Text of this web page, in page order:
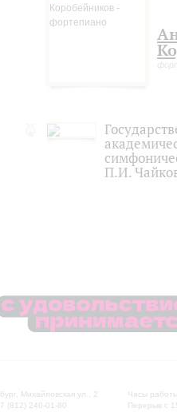
П.И.
Михайловская ул., 2
(812) 240-01-80
Часы
Перерыв с